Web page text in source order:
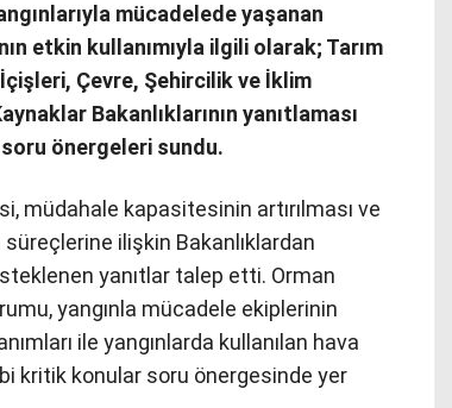
mücadelede yaşanan
etkin kullanımıyla ilgili olarak; Tarım
Çevre, Şehircilik ve İklim
Bakanlıklarının yanıtlaması
önergeleri sundu.
müdahale kapasitesinin artırılması ve
ilişkin Bakanlıklardan
yanıtlar talep etti. Orman
yangınla mücadele ekiplerinin
ile yangınlarda kullanılan hava
kritik konular soru önergesinde yer